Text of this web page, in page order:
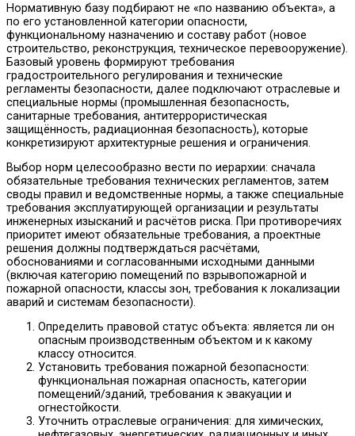
Нормативную базу подбирают не «по названию объекта», а
по его установленной категории опасности,
функциональному назначению и составу работ (новое
строительство, реконструкция, техническое перевооружение).
Базовый уровень формируют требования
градостроительного регулирования и технические
регламенты безопасности, далее подключают отраслевые и
специальные нормы (промышленная безопасность,
санитарные требования, антитеррористическая
защищённость, радиационная безопасность), которые
конкретизируют архитектурные решения и ограничения.
Выбор норм целесообразно вести по иерархии: сначала
обязательные требования технических регламентов, затем
своды правил и ведомственные нормы, а также специальные
требования эксплуатирующей организации и результаты
инженерных изысканий и расчётов риска. При противоречиях
приоритет имеют обязательные требования, а проектные
решения должны подтверждаться расчётами,
обоснованиями и согласованными исходными данными
(включая категорию помещений по взрывопожарной и
пожарной опасности, классы зон, требования к локализации
аварий и системам безопасности).
Определить правовой статус объекта: является ли он
опасным производственным объектом и к какому
классу относится.
Установить требования пожарной безопасности:
функциональная пожарная опасность, категории
помещений/зданий, требования к эвакуации и
огнестойкости.
Уточнить отраслевые ограничения: для химических,